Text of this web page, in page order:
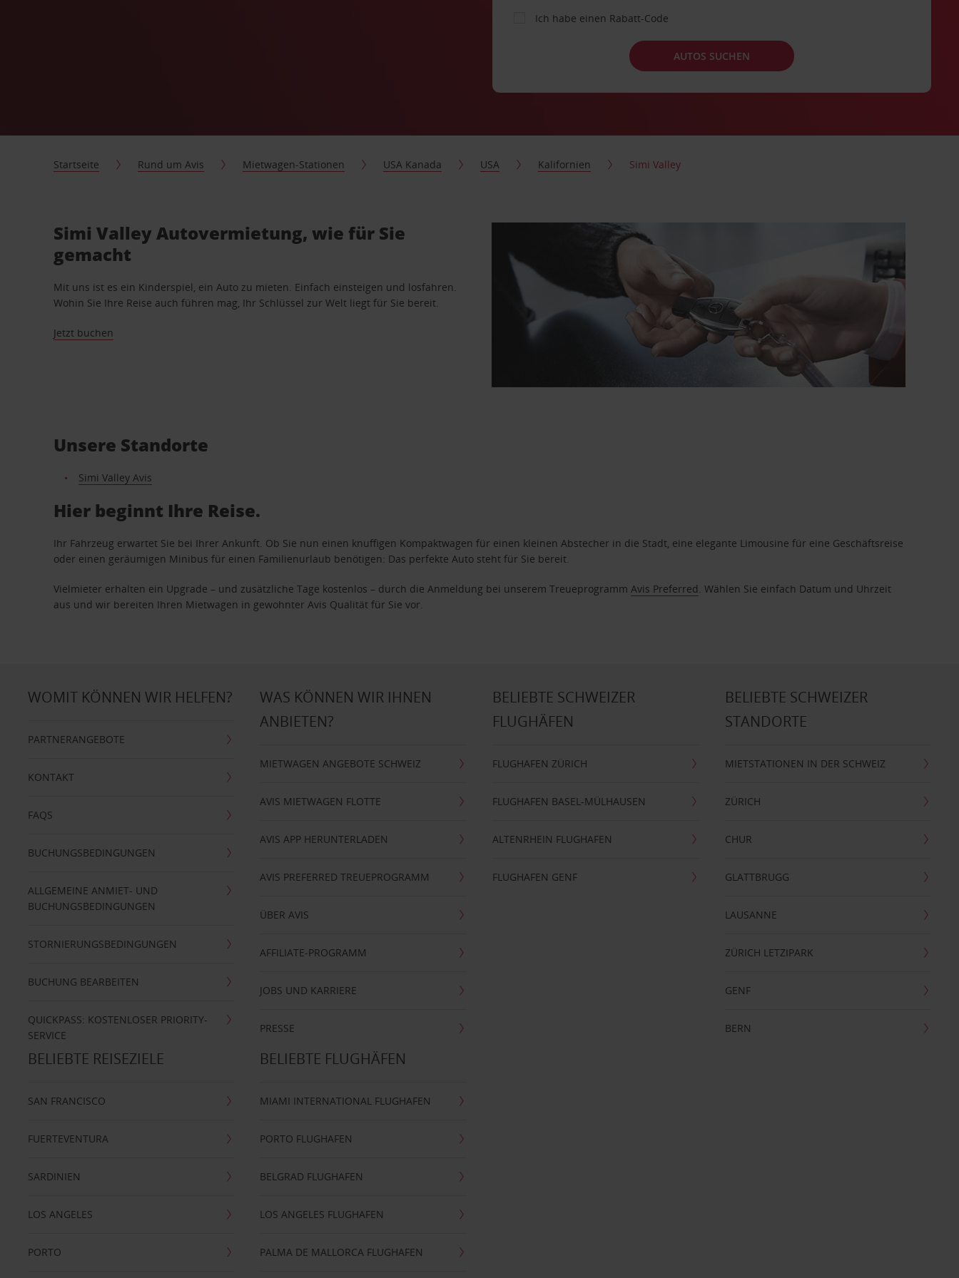
Ich habe einen Rabatt-Code
AUTOS SUCHEN
Startseite Rund um Avis Mietwagen-Stationen USA Kanada USA Kalifornien Simi Valley
Simi Valley Autovermietung, wie für Sie
gemacht
Mit uns ist es ein Kinderspiel, ein Auto zu mieten. Einfach einsteigen und losfahren.
Wohin Sie Ihre Reise auch führen mag, Ihr Schlüssel zur Welt liegt für Sie bereit.
Jetzt buchen
Unsere Standorte
Simi Valley Avis
Hier beginnt Ihre Reise.
Ihr Fahrzeug erwartet Sie bei Ihrer Ankunft. Ob Sie nun einen knuffigen Kompaktwagen für einen kleinen Abstecher in die Stadt, eine elegante Limousine für eine Geschäftsreise
oder einen geräumigen Minibus für einen Familienurlaub benötigen: Das perfekte Auto steht für Sie bereit.
Vielmieter erhalten ein Upgrade – und zusätzliche Tage kostenlos – durch die Anmeldung bei unserem TreueprogrammAvis Preferred. Wählen Sie einfach Datum und Uhrzeit
aus und wir bereiten Ihren Mietwagen in gewohnter Avis Qualität für Sie vor.
WOMIT KÖNNEN WIR HELFEN?
PARTNERANGEBOTE
KONTAKT
FAQS
BUCHUNGSBEDINGUNGEN
ALLGEMEINE ANMIET- UND
BUCHUNGSBEDINGUNGEN
STORNIERUNGSBEDINGUNGEN
BUCHUNG BEARBEITEN
QUICKPASS: KOSTENLOSER PRIORITY-
SERVICE
WAS KÖNNEN WIR IHNEN
ANBIETEN?
MIETWAGEN ANGEBOTE SCHWEIZ
AVIS MIETWAGEN FLOTTE
AVIS APP HERUNTERLADEN
AVIS PREFERRED TREUEPROGRAMM
ÜBER AVIS
AFFILIATE-PROGRAMM
JOBS UND KARRIERE
PRESSE
BELIEBTE SCHWEIZER
FLUGHÄFEN
FLUGHAFEN ZÜRICH
FLUGHAFEN BASEL-MÜLHAUSEN
ALTENRHEIN FLUGHAFEN
FLUGHAFEN GENF
BELIEBTE SCHWEIZER
STANDORTE
MIETSTATIONEN IN DER SCHWEIZ
ZÜRICH
CHUR
GLATTBRUGG
LAUSANNE
ZÜRICH LETZIPARK
GENF
BERN
BELIEBTE REISEZIELE
SAN FRANCISCO
FUERTEVENTURA
SARDINIEN
LOS ANGELES
PORTO
BELIEBTE FLUGHÄFEN
MIAMI INTERNATIONAL FLUGHAFEN
PORTO FLUGHAFEN
BELGRAD FLUGHAFEN
LOS ANGELES FLUGHAFEN
PALMA DE MALLORCA FLUGHAFEN